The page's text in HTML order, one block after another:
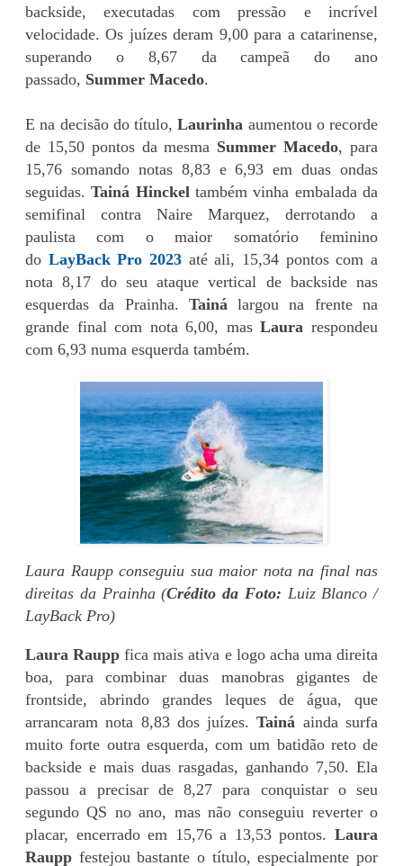
backside, executadas com pressão e incrível
velocidade. Os juízes deram 9,00 para a catarinense,
superando o 8,67 da campeã do ano
passado, Summer Macedo.
E na decisão do título,Laurinha aumentou o recorde
de 15,50 pontos da mesma Summer Macedo, para
15,76 somando notas 8,83 e 6,93 em duas ondas
seguidas.Tainá Hinckeltambém vinha embalada da
semifinal contra Naire Marquez, derrotando a
paulista com o maior somatório feminino
do LayBack Pro 2023 até ali, 15,34 pontos com a
nota 8,17 do seu ataque vertical de backside nas
esquerdas da Prainha. Tainálargou na frente na
grande final com nota 6,00, masLaurarespondeu
com 6,93 numa esquerda também.
Laura Raupp conseguiu sua maior nota na final nas
direitas da Prainha (Crédito da Foto: Luiz Blanco /
LayBack Pro)
Laura Raupp fica mais ativa e logo acha uma direita
boa, para combinar duas manobras gigantes de
frontside, abrindo grandes leques de água, que
arrancaram nota 8,83 dos juízes.Tainá ainda surfa
muito forte outra esquerda, com um batidão reto de
backside e mais duas rasgadas, ganhando 7,50. Ela
passou a precisar de 8,27 para conquistar o seu
segundo QS no ano, mas não conseguiu reverter o
placar, encerrado em 15,76 a 13,53 pontos. Laura
Raupp festejou bastante o título, especialmente por